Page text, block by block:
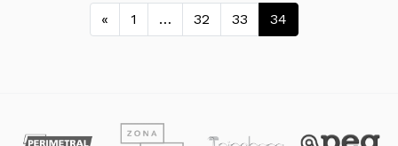
Navegación de entradas
« 1 … 32 33 34